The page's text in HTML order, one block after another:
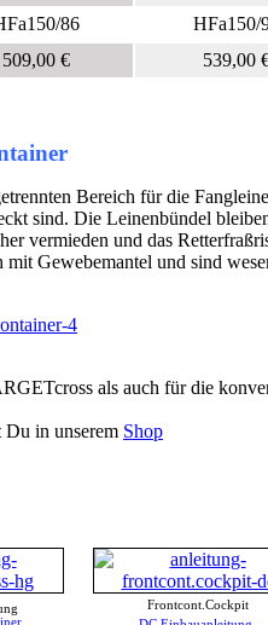
86 HFa150/
509,00 € 539,00
Bereich für die
sind. Die Leinenbündel
vermieden und das
mit Gewebemantel und sind
als auch für die
Du in unserem Shop
Frontcont.Cockpit